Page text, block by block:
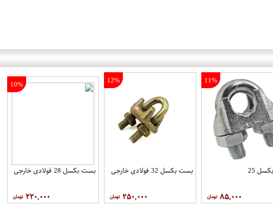
11%
25
۸۵,۰۰۰
12%
بست بکسل 32 فولادی خارجی
۲۵۰,۰۰۰
10%
بست بکسل 28 فولادی خارجی
۲۲۰,۰۰۰